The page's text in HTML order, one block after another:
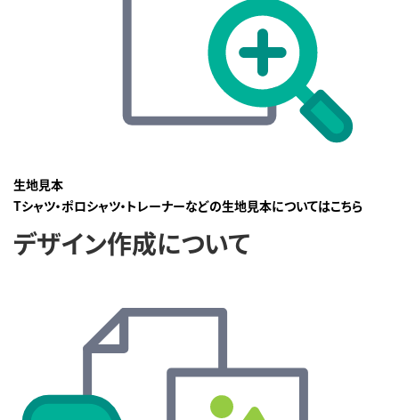
生地見本
Tシャツ・ポロシャツ・トレーナーなどの生地見本についてはこちら
デザイン作成について